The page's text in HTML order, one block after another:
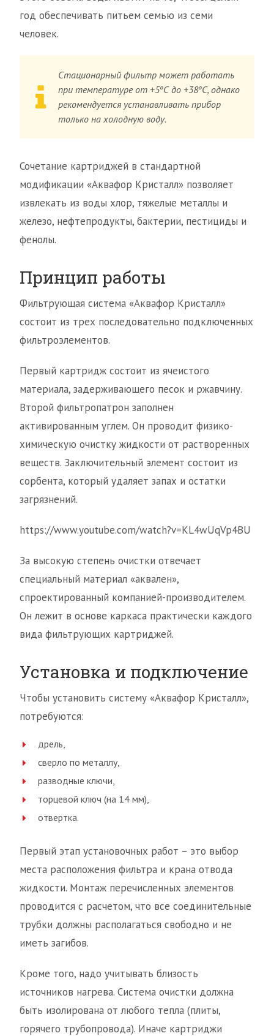
год обеспечивать питьем семью из семи
человек.
Стационарный фильтр может работать
при температуре от +5ºС до +38ºС, однако
рекомендуется устанавливать прибор
только на холодную воду.
Сочетание картриджей в стандартной
модификации «Аквафор Кристалл» позволяет
извлекать из воды хлор, тяжелые металлы и
железо, нефтепродукты, бактерии, пестициды и
фенолы.
Принцип работы
Фильтрующая система «Аквафор Кристалл»
состоит из трех последовательно подключенных
фильтроэлементов.
Первый картридж состоит из ячеистого
материала, задерживающего песок и ржавчину.
Второй фильтропатрон заполнен
активированным углем. Он проводит физико-
химическую очистку жидкости от растворенных
веществ. Заключительный элемент состоит из
сорбента, который удаляет запах и остатки
загрязнений.
https://www.youtube.com/watch?v=KL4wUqVp4BU
За высокую степень очистки отвечает
специальный материал «аквален»,
спроектированный компанией-производителем.
Он лежит в основе каркаса практически каждого
вида фильтрующих картриджей.
Установка и подключение
Чтобы установить систему «Аквафор Кристалл»,
потребуются:
дрель,
сверло по металлу,
разводные ключи,
торцевой ключ (на 14 мм),
отвертка.
Первый этап установочных работ – это выбор
места расположения фильтра и крана отвода
жидкости. Монтаж перечисленных элементов
проводится с расчетом, что все соединительные
трубки должны располагаться свободно и не
иметь загибов.
Кроме того, надо учитывать близость
источников нагрева. Система очистки должна
быть изолирована от любого тепла (плиты,
горячего трубопровода). Иначе картриджи